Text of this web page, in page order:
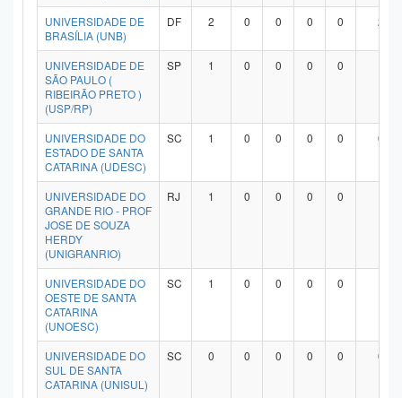
UNIVERSIDADE DE
BRASÍLIA (UNB)
DF 2 0 0 0 0 2
UNIVERSIDADE DE
SÃO PAULO (
RIBEIRÃO PRETO )
(USP/RP)
SP 1 0 0 0 0
UNIVERSIDADE DO
ESTADO DE SANTA
CATARINA (UDESC)
SC 1 0 0 0 0 0
UNIVERSIDADE DO
GRANDE RIO - PROF
JOSE DE SOUZA
HERDY
(UNIGRANRIO)
RJ 1 0 0 0 0
UNIVERSIDADE DO
OESTE DE SANTA
CATARINA
(UNOESC)
SC 1 0 0 0 0
UNIVERSIDADE DO
SUL DE SANTA
CATARINA (UNISUL)
SC 0 0 0 0 0 0